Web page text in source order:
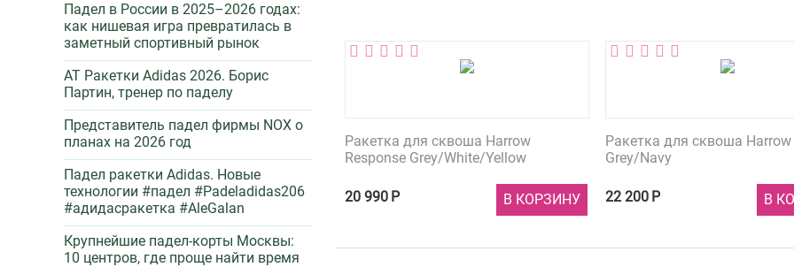
Падел в России в 2025–2026 годах:
как нишевая игра превратилась в
заметный спортивный рынок
AT Ракетки Adidas 2026. Борис
Партин, тренер по паделу
Представитель падел фирмы NOX о
планах на 2026 год
Падел ракетки Adidas. Новые
технологии #падел #Padeladidas206
#адидасракетка #AleGalan
Крупнейшие падел-корты Москвы:
10 центров, где проще найти время
Ракетка для сквоша Harrow
Response Grey/White/Yellow
20 990 Р В КОРЗИНУ
Ракетка для сквоша
Grey/Navy
22 200 Р В